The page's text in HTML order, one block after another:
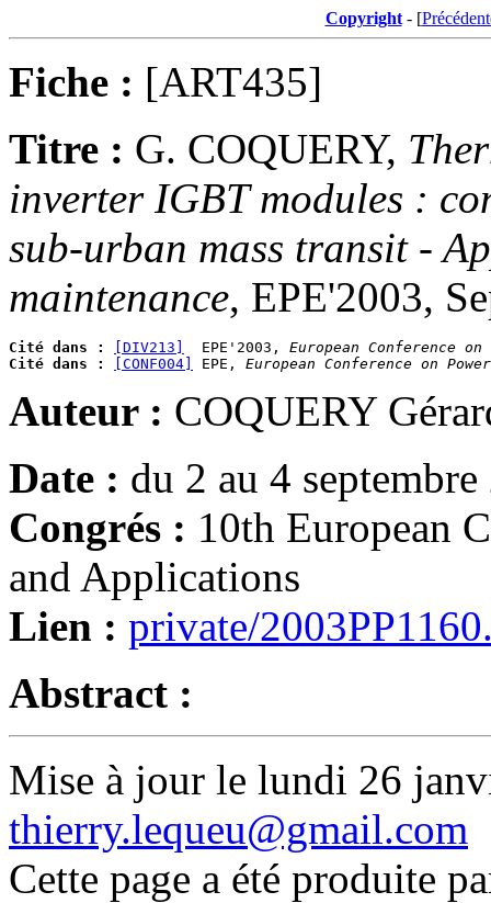
Copyright- [
Fiche : [ART435]
Titre : G. COQUERY,
inverter IGBT modules :
sub-urban mass transit -
maintenance, EPE'2003,
Cité dans : [DIV213]
  EPE'2003,
European Conference
Cité dans :
[CONF004] EPE, European Conference on
Auteur : COQUERY
Date : du 2 au 4
Congrés : 10th European
and Applications
Lien : private/
Abstract :
Mise à jour le lundi 26
thierry.lequeu@gmail.com
Cette page a été produite